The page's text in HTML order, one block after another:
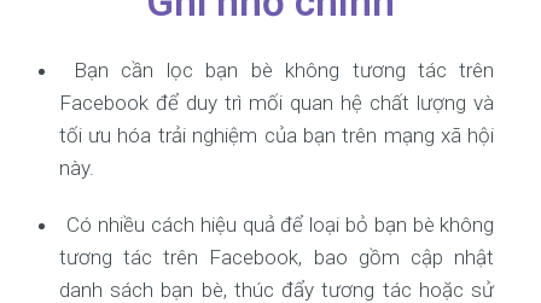
Bạn cần lọc bạn bè không tương tác trên
Facebook để duy trì mối quan hệ chất lượng và
tối ưu hóa trải nghiệm của bạn trên mạng xã hội
này.
Có nhiều cách hiệu quả để loại bỏ bạn bè không
tương tác trên Facebook, bao gồm cập nhật
danh sách bạn bè, thúc đẩy tương tác hoặc sử